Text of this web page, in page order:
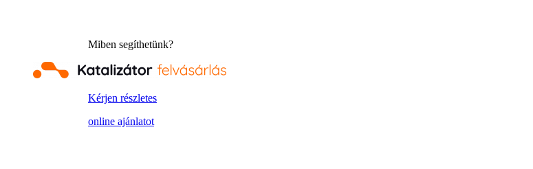
Miben segíthetünk?
Kérjen részletes
online ajánlatot